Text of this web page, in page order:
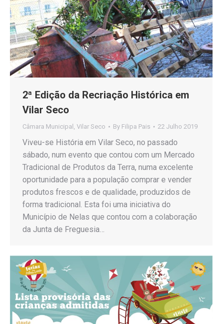
2ª Edição da Recriação Histórica em
Vilar Seco
Câmara Municipal , Vilar Seco By Filipa Pais 22 Julho 2019
Viveu-se História em Vilar Seco, no passado
sábado, num evento que contou com um Mercado
Tradicional de Produtos da Terra, numa excelente
oportunidade para a população comprar e vender
produtos frescos e de qualidade, produzidos de
forma tradicional. Esta foi uma iniciativa do
Município de Nelas que contou com a colaboração
da Junta de Freguesia…